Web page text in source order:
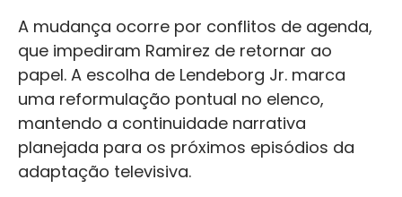
A mudança ocorre por conflitos de agenda,
que impediram Ramirez de retornar ao
papel. A escolha de Lendeborg Jr. marca
uma reformulação pontual no elenco,
mantendo a continuidade narrativa
planejada para os próximos episódios da
adaptação televisiva.